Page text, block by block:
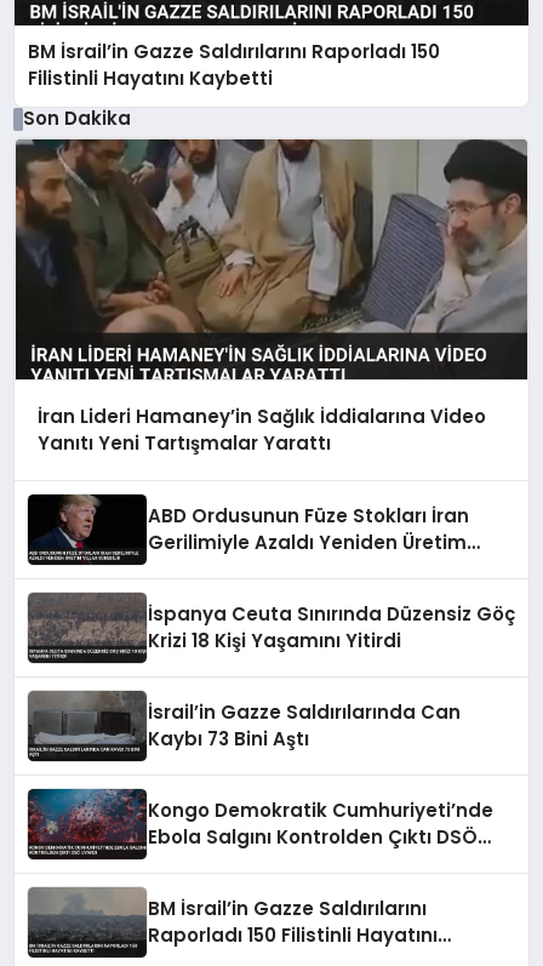
BM İsrail’in Gazze Saldırılarını Raporladı 150
Filistinli Hayatını Kaybetti
Son Dakika
İran Lideri Hamaney’in Sağlık İddialarına Video
Yanıtı Yeni Tartışmalar Yarattı
ABD Ordusunun Füze Stokları İran
Gerilimiyle Azaldı Yeniden Üretim
İspanya Ceuta Sınırında Düzensiz Göç
Krizi 18 Kişi Yaşamını Yitirdi
İsrail’in Gazze Saldırılarında Can
Kaybı 73 Bini Aştı
Kongo Demokratik Cumhuriyeti’nde
Ebola Salgını Kontrolden Çıktı DSÖ
BM İsrail’in Gazze Saldırılarını
Raporladı 150 Filistinli Hayatını